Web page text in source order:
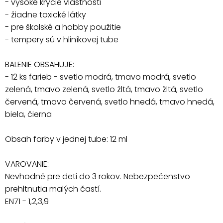
- žiadne toxické látky
- pre školské a hobby použitie
- tempery sú v hliníkovej tube
BALENIE OBSAHUJE:
- 12 ks farieb - svetlo modrá, tmavo modrá, svetlo
zelená, tmavo zelená, svetlo žltá, tmavo žltá, svetlo
červená, tmavo červená, svetlo hnedá, tmavo hnedá,
biela, čierna
Obsah farby v jednej tube: 12 ml
VAROVANIE:
Nevhodné pre deti do 3 rokov. Nebezpečenstvo
prehltnutia malých častí.
EN71 - 1,2,3,9